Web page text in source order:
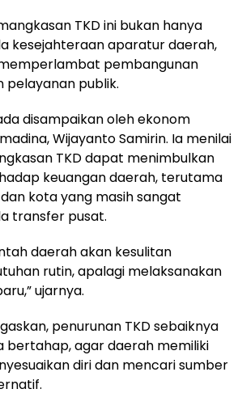
TKD ini bukan hanya
kesejahteraan aparatur daerah,
pembangunan
publik.
disampaikan oleh ekonom
Wijayanto Samirin. Ia menilai
TKD dapat menimbulkan
keuangan daerah, terutama
kota yang masih sangat
transfer pusat.
daerah akan kesulitan
rutin, apalagi melaksanakan
ujarnya.
penurunan TKD sebaiknya
bertahap, agar daerah memiliki
diri dan mencari sumber